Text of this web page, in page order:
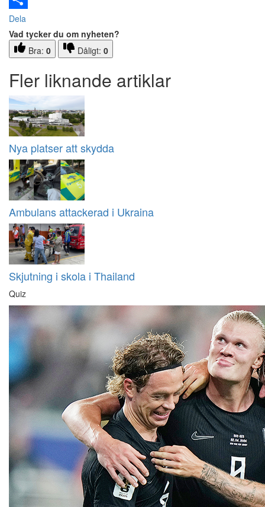
Dela
Vad tycker du om nyheten?
Bra: 0 Dåligt: 0
Fler liknande artiklar
Nya platser att skydda
Ambulans attackerad i Ukraina
Skjutning i skola i Thailand
Quiz